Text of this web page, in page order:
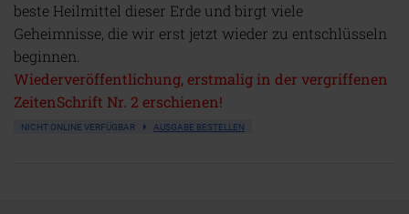
beste Heilmittel dieser Erde und birgt viele
Geheimnisse, die wir erst jetzt wieder zu entschlüsseln
beginnen.
Wiederveröffentlichung, erstmalig in der vergriffenen
ZeitenSchrift Nr. 2 erschienen!
NICHT ONLINE VERFÜGBAR AUSGABE BESTELLEN